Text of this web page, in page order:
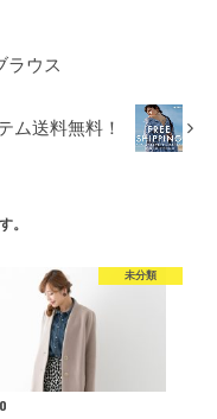
ラウス
ム送料無料！
。
未分類